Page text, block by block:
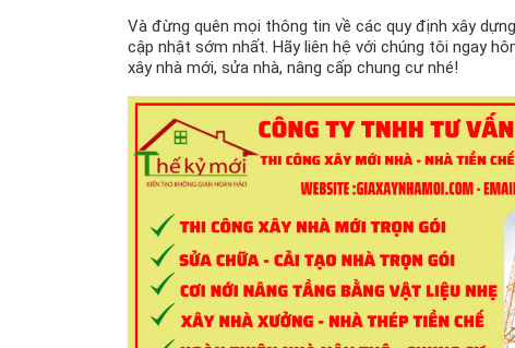
Và đừng quên mọi thông tin về các quy định xây
cập nhật sớm nhất. Hãy liên hệ với chúng tôi ngay
xây nhà mới, sửa nhà, nâng cấp chung cư nhé!